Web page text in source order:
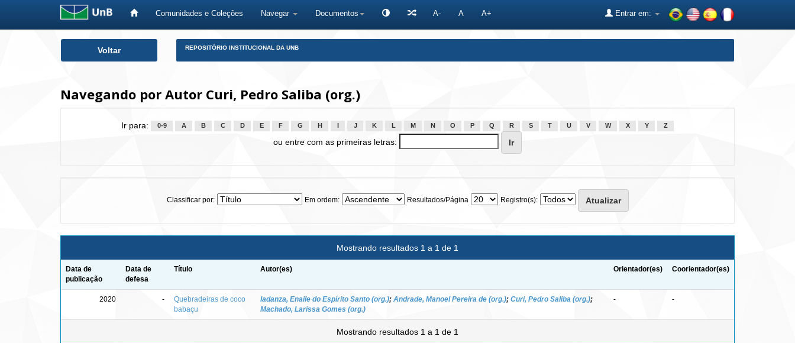
Comunidades e Coleções Navegar Documentos A- A A+ Entrar em:
Voltar REPOSITÓRIO INSTITUCIONAL DA UNB
Navegando por Autor Curi, Pedro Saliba (org.)
Ir para: 0-9 A B C D E F G H J K L M N O P Q R S T U V W X Y Z
ou entre com as primeiras letras:
Classificar por: Em ordem: Resultados/Página Registro(s):
Mostrando resultados 1 a 1 de 1
Data de
publicação
Data de
defesa
Título Autor(es) Orientador(es) Coorientador(es)
2020 -
Quebradeiras de coco
babaçu
Iadanza, Enaile do Espírito Santo (org.); Andrade, Manoel Pereira de (org.); Curi, Pedro Saliba (org.);
Machado, Larissa Gomes (org.)
- -
Mostrando resultados 1 a 1 de 1